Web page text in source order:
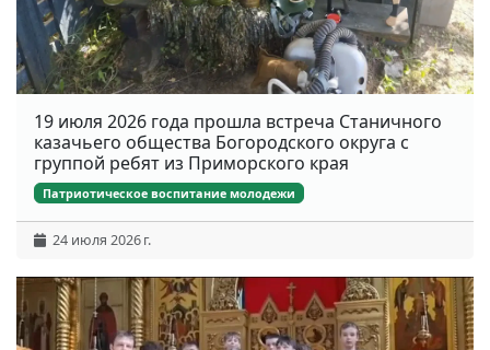
19 июля 2026 года прошла встреча Станичного
казачьего общества Богородского округа с
группой ребят из Приморского края
Патриотическое воспитание молодежи
24 июля 2026 г.